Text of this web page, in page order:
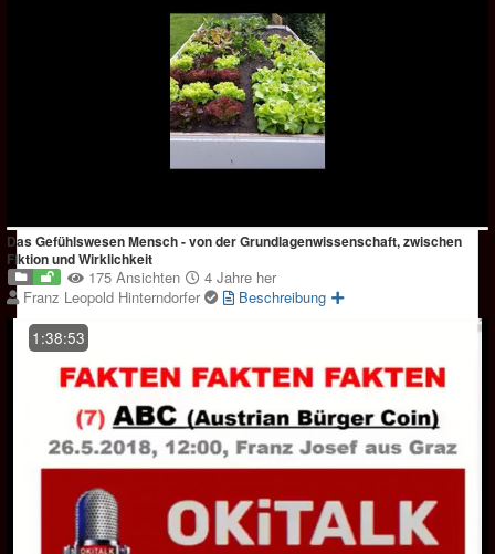
Das Gefühlswesen Mensch - von der Grundlagenwissenschaft, zwischen
Fiktion und Wirklichkeit
175 Ansichten
4 Jahre her
Franz Leopold Hinterndorfer
Beschreibung
1:38:53